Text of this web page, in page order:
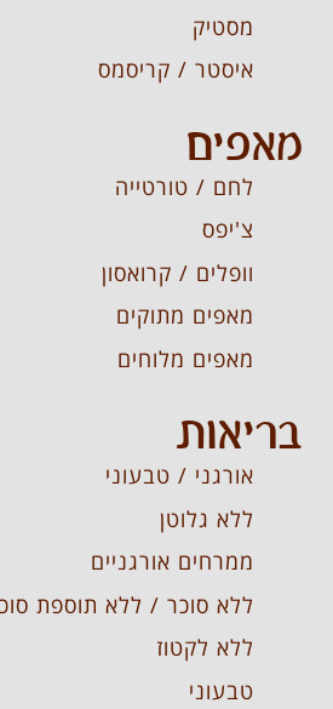
מסטיק
איסטר / קריסמס
מאפים
לחם / טורטייה
צ'יפס
וופלים / קרואסון
מאפים מתוקים
מאפים מלוחים
בריאות
אורגני / טבעוני
ללא גלוטן
ממרחים אורגניים
ללא סוכר / ללא תוספת
ללא לקטוז
טבעוני